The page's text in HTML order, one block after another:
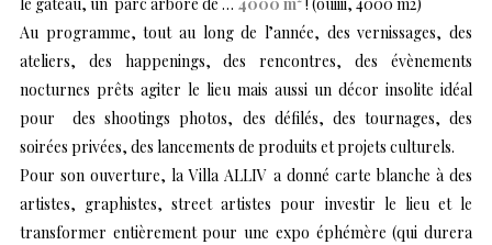
le gâteau, un parc arboré de … 4000 m²! (ouiiii, 4000 m2)
Au programme, tout au long de l’année, des vernissages, des
ateliers, des happenings, des rencontres, des évènements
nocturnes prêts agiter le lieu mais aussi un décor insolite idéal
pour des shootings photos, des défilés, des tournages, des
soirées privées, des lancements de produits et projets culturels.
Pour son ouverture, la Villa ALLIV a donné carte blanche à des
artistes, graphistes, street artistes pour investir le lieu et le
transformer entièrement pour une expo éphémère (qui durera